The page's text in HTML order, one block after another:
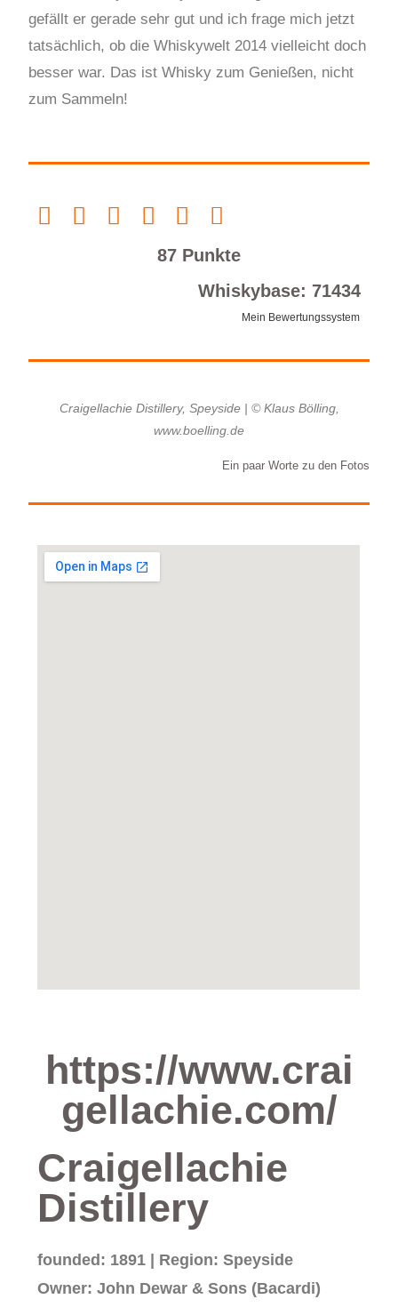
gefällt er gerade sehr gut und ich frage mich jetzt
tatsächlich, ob die Whiskywelt 2014 vielleicht doch
besser war. Das ist Whisky zum Genießen, nicht
zum Sammeln!
87 Punkte
Whiskybase: 71434
Mein Bewertungssystem
Craigellachie Distillery, Speyside | © Klaus Bölling,
www.boelling.de
Ein paar Worte zu den Fotos
https://www.crai
gellachie.com/
Craigellachie
Distillery
founded: 1891 | Region: Speyside
Owner: John Dewar & Sons (Bacardi)